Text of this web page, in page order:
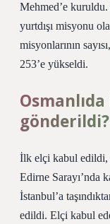
Mehmed’e
yurtdışı misyonu
misyonlarının
253’e yükseldi.
gönderildi?
İlk elçi kabul edildi,
Edirne Sarayı’nda
İstanbul’a
edildi. Elçi kabul